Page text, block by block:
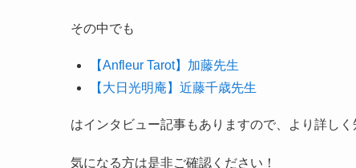
その中でも
【Anfleur Tarot】加藤先生
【大日光明庵】近藤千歳先生
はインタビュー記事もありますので、より詳しく
気になる方は是非ご確認ください！